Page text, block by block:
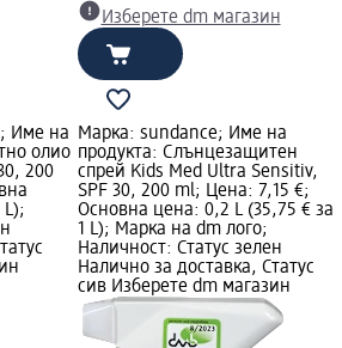
Изберете dm магазин
Име на
олио
200
Марка: sundance; Име на
продукта: Слънцезащитен
спрей Kids Med Ultra Sensitiv,
SPF 30, 200 ml; Цена: 7,15 €;
Основна цена: 0,2 L (35,75 € за
1 L); Марка на dm лого;
Наличност: Статус зелен
Налично за доставка, Статус
сив Изберете dm магазин